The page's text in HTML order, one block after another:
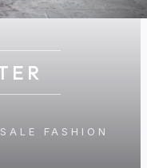
FASHION